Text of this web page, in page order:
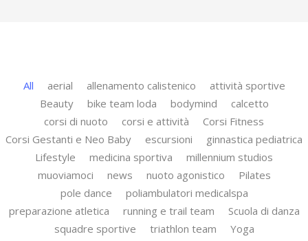
All aerial allenamento calistenico
attività sportive
Beauty
bike team loda bodymind
calcetto
corsi di nuoto
corsi e attività
Corsi Fitness
Corsi Gestanti e Neo Baby
escursioni
ginnastica pediatrica
Lifestyle
medicina sportiva
millennium studios
muoviamoci
news nuoto agonistico
Pilates
pole dance
poliambulatori medicalspa
preparazione atletica
running e trail team
Scuola di danza
squadre sportive
triathlon team Yoga